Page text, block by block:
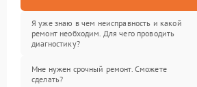
Я уже знаю в чем неисправность и какой
ремонт необходим. Для чего проводить
диагностику?
Мне нужен срочный ремонт. Сможете
сделать?